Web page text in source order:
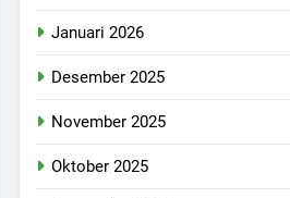
Januari 2026
Desember 2025
November 2025
Oktober 2025